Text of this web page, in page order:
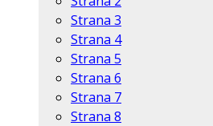
Strana 3
Strana 4
Strana 5
Strana 6
Strana 7
Strana 8